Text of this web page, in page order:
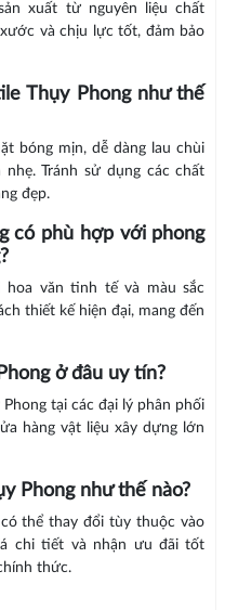
xuất từ nguyên liệu chất
và chịu lực tốt, đảm bảo
Thụy Phong như thế
bóng mịn, dễ dàng lau chùi
Tránh sử dụng các chất
đẹp.
có phù hợp với phong
hoa văn tinh tế và màu sắc
thiết kế hiện đại, mang đến
ở đâu uy tín?
tại các đại lý phân phối
hàng vật liệu xây dựng lớn
Phong như thế nào?
thể thay đổi tùy thuộc vào
chi tiết và nhận ưu đãi tốt
thức.